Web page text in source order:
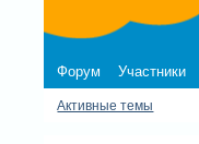
Форум Участники
Активные темы